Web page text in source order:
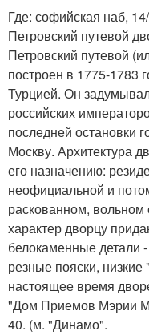
Где: софийская наб,
Петровский путевой
Петровский путевой
построен в 1775-1783
Турцией. Он
российских
последней остановки
Москву. Архитектура
его назначению:
неофициальной и
раскованном,
характер дворцу
белокаменные детали
резные пояски,
настоящее время
"Дом Приемов Мэрии
40. (м. "Динамо".